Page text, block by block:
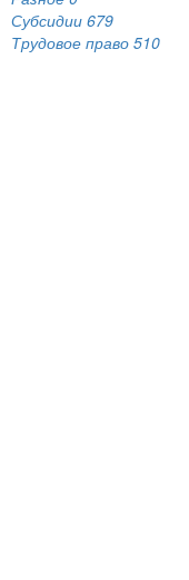
Субсидии 679
Трудовое право 510